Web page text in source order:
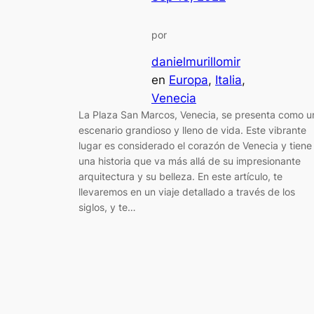
por
danielmurillomir
en Europa, Italia
Venecia
La Plaza San Marcos, Venecia, se presenta como
escenario grandioso y lleno de vida. Este vibrante
lugar es considerado el corazón de Venecia y tiene
una historia que va más allá de su impresionante
arquitectura y su belleza. En este artículo, te
llevaremos en un viaje detallado a través de los
siglos, y te…